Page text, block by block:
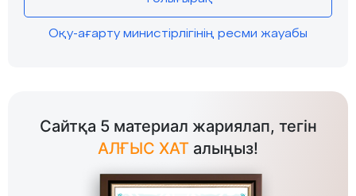
Оқу-ағарту министірлігінің ресми жауабы
Сайтқа 5 материал жариялап, тегін
АЛҒЫС ХАТ алыңыз!